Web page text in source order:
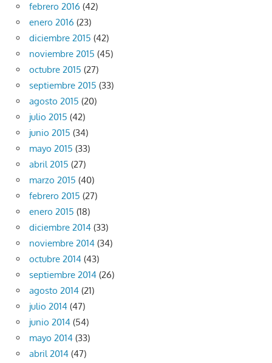
febrero 2016 (42)
enero 2016 (23)
diciembre 2015 (42)
noviembre 2015 (45)
octubre 2015 (27)
septiembre 2015 (33)
agosto 2015 (20)
julio 2015 (42)
junio 2015 (34)
mayo 2015 (33)
abril 2015 (27)
marzo 2015 (40)
febrero 2015 (27)
enero 2015 (18)
diciembre 2014 (33)
noviembre 2014 (34)
octubre 2014 (43)
septiembre 2014 (26)
agosto 2014 (21)
julio 2014 (47)
junio 2014 (54)
mayo 2014 (33)
abril 2014 (47)